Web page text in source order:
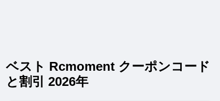
ベスト Rcmoment クーポンコード
と割引 2026年